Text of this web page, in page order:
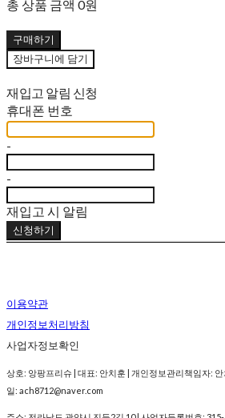
총 상품 금액 0원
구매하기
장바구니에 담기
재입고 알림 신청
휴대폰 번호
-
-
재입고 시 알림
신청하기
이용약관
개인정보처리방침
사업자정보확인
상호: 앙팡프리슈 | 대표: 안치훈 | 개인정보관리책임자:
일: ach8712@naver.com